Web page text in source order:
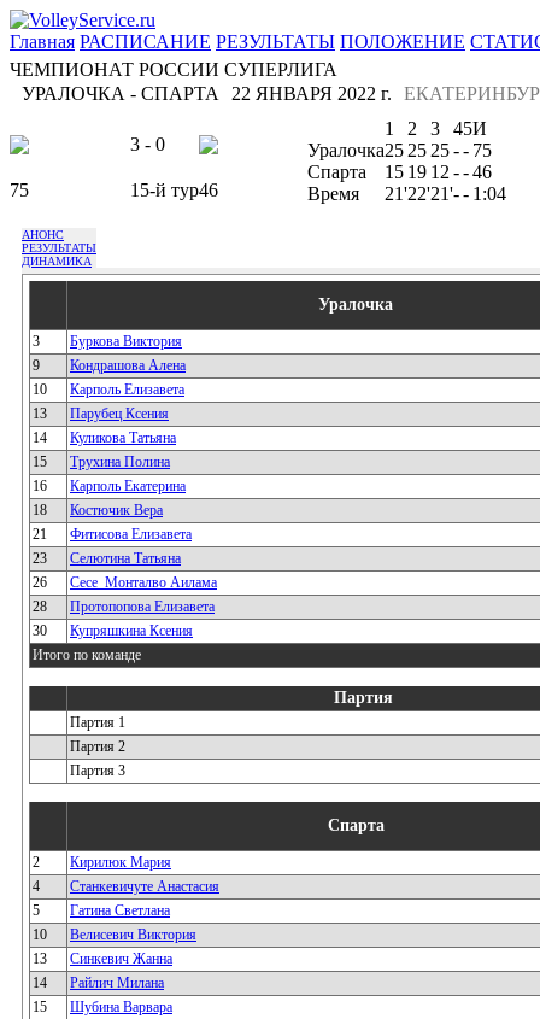
Главная РАСПИСАНИЕ РЕЗУЛЬТАТЫ ПОЛОЖЕНИЕ
ЧЕМПИОНАТ РОССИИ СУПЕРЛИГА
УРАЛОЧКА - СПАРТА
22 ЯНВАРЯ 2022 г.
3 - 0
75 15-й тур46
1 2 3 45И
Уралочка25 25 25-- 75
Спарта
15 19 12 --46
Время
21'22'21'-- 1:04
АНОНС
РЕЗУЛЬТАТЫ
ДИНАМИКА
Уралочка
3
Буркова Виктория
9
Кондрашова Алена
10
Карполь Елизавета
13
Парубец Ксения
14
Куликова Татьяна
15
Трухина Полина
16
Карполь Екатерина
18
Костючик Вера
21
Фитисова Елизавета
23
Селютина Татьяна
26
Сесе_Монталво Аилама
28
Протопопова Елизавета
30
Купряшкина Ксения
Итого по команде
Партия
Партия 1
Партия 2
Партия 3
Спарта
2
Кирилюк Мария
4
Станкевичуте Анастасия
5
Гатина Светлана
10
Велисевич Виктория
13
Синкевич Жанна
14
Райлич Милана
15
Шубина Варвара